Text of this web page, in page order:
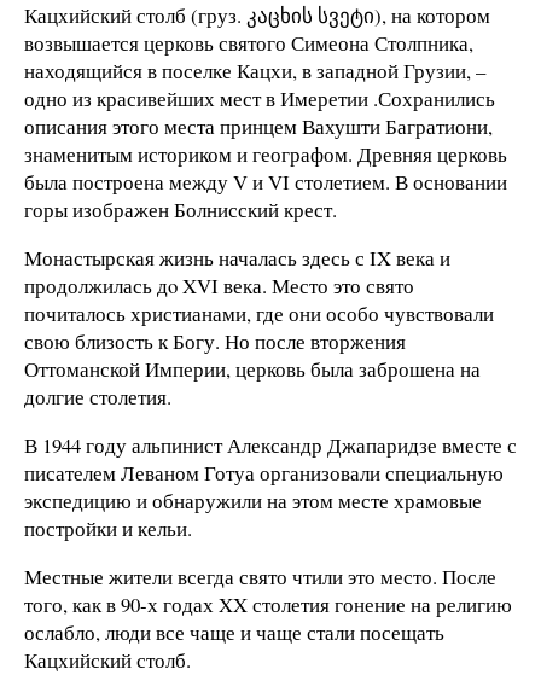
Кацхийский столб (груз. კაცხის სვეტი), на котором
возвышается церковь святого Симеона Столпника,
находящийся в поселке Кацхи, в западной Грузии, –
одно из красивейших мест в Имеретии .Сохранились
описания этого места принцем Вахушти Багратиони,
знаменитым историком и географом. Древняя церковь
была построена между V и VI столетием. В основании
горы изображен Болнисский крест.
Монастырская жизнь началась здесь с IX века и
продолжилась дo XVI века. Место это свято
почиталось христианами, где они особо чувствовали
свою близость к Богу. Но после вторжения
Оттоманской Империи, церковь была заброшена на
долгие столетия.
В 1944 году альпинист Александр Джапаридзе вместе с
писателем Леваном Готуа организовали специальную
экспедицию и обнаружили на этом месте храмовые
постройки и кельи.
Местные жители всегда свято чтили это место. После
того, как в 90-х годах XX столетия гонение на религию
ослабло, люди все чаще и чаще стали посещать
Кацхийский столб.